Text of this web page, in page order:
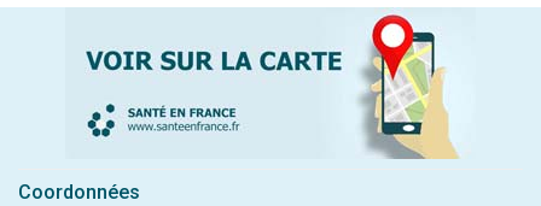
Coordonnées